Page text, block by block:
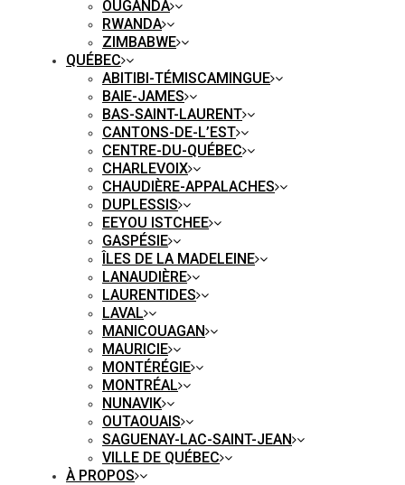
OUGANDA
RWANDA
ZIMBABWE
QUÉBEC
ABITIBI-TÉMISCAMINGUE
BAIE-JAMES
BAS-SAINT-LAURENT
CANTONS-DE-L’EST
CENTRE-DU-QUÉBEC
CHARLEVOIX
CHAUDIÈRE-APPALACHES
DUPLESSIS
EEYOU ISTCHEE
GASPÉSIE
ÎLES DE LA MADELEINE
LANAUDIÈRE
LAURENTIDES
LAVAL
MANICOUAGAN
MAURICIE
MONTÉRÉGIE
MONTRÉAL
NUNAVIK
OUTAOUAIS
SAGUENAY-LAC-SAINT-JEAN
VILLE DE QUÉBEC
À PROPOS